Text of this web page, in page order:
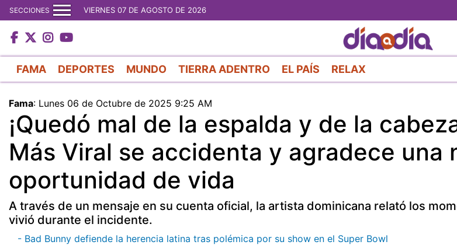
al
contenido
principal
SECCIONES VIERNES 07 DE AGOSTO DE 2026
FAMA DEPORTES MUNDO TIERRA ADENTRO EL PAÍS RELAX
Fama: Lunes 06 de Octubre de 2025 9:25 AM
¡Quedó mal de la espalda y de la
Más Viral se accidenta y agradece una
oportunidad de vida
A través de un mensaje en su cuenta oficial, la artista dominicana relató los
vivió durante el incidente.
- Bad Bunny defiende la herencia latina tras polémica por su show en el Super Bowl